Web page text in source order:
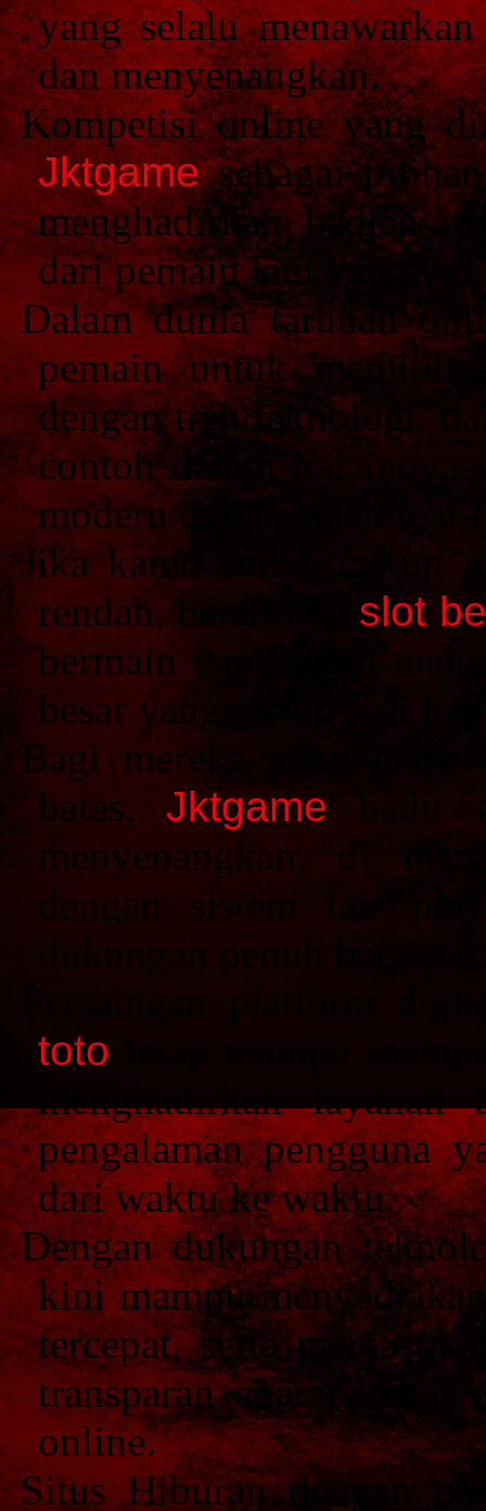
yang selalu
dan menyenangkan.
Kompetisi online yang
Jktgamesebagai
menghadirkan hadiah
dari pemain lain yang
Dalam dunia taruhan
pemain untuk memilih
dengan tren teknologi,
contoh dalam hal
modern dan layanan real-
Jika kamu sudah cukup
rendah, beralih ke slot
bermain yang lebih
besar yang sering kali
Bagi mereka yang
batas, Jktgame hadir
menyenangkan, di
dengan sistem fair
dukungan penuh bagi
toto
menghadirkan
pengalaman pengguna
dari waktu ke waktu.
Dengan dukungan
kini mampu
tercepat, serta
transparan agar pemain
online.
Situs Hiburan dengan